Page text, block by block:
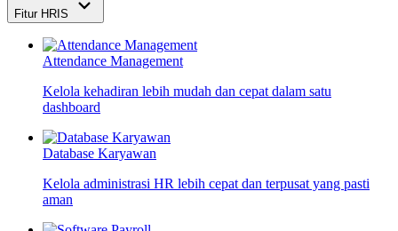
Fitur HRIS
Attendance Management
Kelola kehadiran lebih mudah dan cepat dalam satu
dashboard
Database Karyawan
Kelola administrasi HR lebih cepat dan terpusat yang pasti
aman